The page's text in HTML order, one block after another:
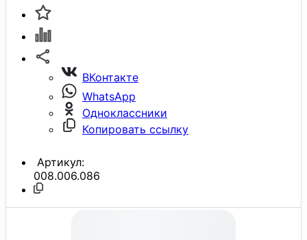
ВКонтакте
WhatsApp
Одноклассники
Копировать ссылку
Артикул:
008.006.086